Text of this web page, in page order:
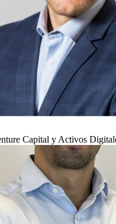
Capital y Activos